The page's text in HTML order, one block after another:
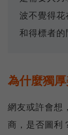
波不覺得
和得標者的
為什麼獨
網友或許會想
商，是否圖利